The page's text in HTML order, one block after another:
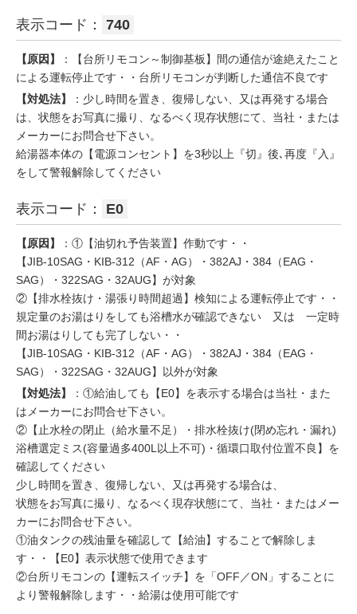
表示コード： 740
【原因】
：【台所リモコン～制御基板】間の通信が途絶えたこと
による運転停止です・・台所リモコンが判断した通信不良です
【対処法】
：少し時間を置き、復帰しない、又は再発する場合
は、状態をお写真に撮り、なるべく現存状態にて、当社・または
メーカーにお問合せ下さい。
給湯器本体の【電源コンセント】を3秒以上『切』後､再度『入』
をして警報解除してください
表示コード： E0
【原因】
：①【油切れ予告装置】作動です・・
【JIB-10SAG・KIB-312（AF・AG）・382AJ・384（EAG・
SAG）・322SAG・32AUG】が対象
②【排水栓抜け・湯張り時間超過】検知による運転停止です・・
規定量のお湯はりをしても浴槽水が確認できない 又は 一定時
間お湯はりしても完了しない・・
【JIB-10SAG・KIB-312（AF・AG）・382AJ・384（EAG・
SAG）・322SAG・32AUG】以外が対象
【対処法】
：①給油しても【E0】を表示する場合は当社・また
はメーカーにお問合せ下さい。
②【止水栓の閉止（給水量不足）・排水栓抜け(閉め忘れ・漏れ)
浴槽選定ミス(容量過多400L以上不可)・循環口取付位置不良】を
確認してください
少し時間を置き、復帰しない、又は再発する場合は、
状態をお写真に撮り、なるべく現存状態にて、当社・またはメー
カーにお問合せ下さい。
①油タンクの残油量を確認して【給油】することで解除しま
す・・【E0】表示状態で使用できます
②台所リモコンの【運転スイッチ】を「OFF／ON」することに
より警報解除します・・給湯は使用可能です